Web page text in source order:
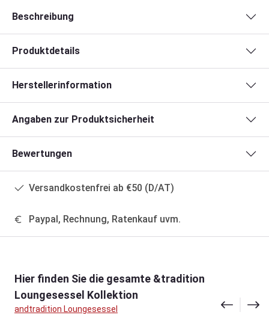
Beschreibung
Produktdetails
Herstellerinformation
Angaben zur Produktsicherheit
Bewertungen
Versandkostenfrei ab €50 (D/AT)
Paypal, Rechnung, Ratenkauf uvm.
Hier finden Sie die gesamte &tradition
Loungesessel Kollektion
andtradition Loungesessel